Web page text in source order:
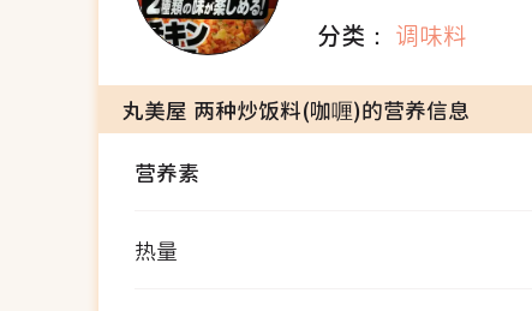
分类： 调味料
丸美屋 两种炒饭料(咖喱)的营养信息
营养素
热量